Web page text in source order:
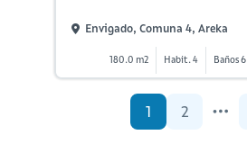
Envigado, Comuna 4, Areka
180.0 m2 Habit. 4 Baños 6
1 2